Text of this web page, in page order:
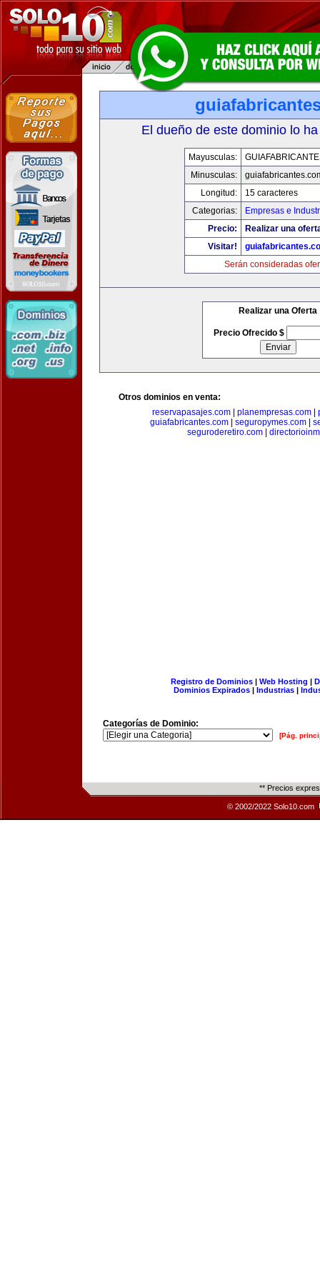
El dueño de este dominio lo
Mayusculas:
Minusculas:
Longitud:
15 caracteres
Categorias:
Empresas e
Precio:
Realizar una
Visitar!
Serán consideradas
Realizar una Oferta
Precio Ofrecido $
Otros dominios en venta:
reservapasajes.com
planempresas.com
guiafabricantes.com| seguropymes.com|
seguroderetiro.com|
Registro de Dominios| Web Hosting |
Dominios Expirados | Industrias |
Categorías de Dominio:
[Pág.
** Precios
© 2002/2022 Solo10.com